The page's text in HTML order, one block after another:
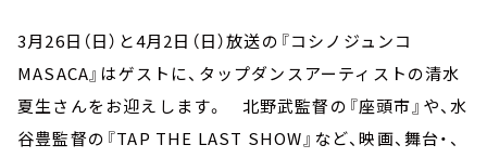
3月26日（日）と4月2日（日）放送の『コシノジュンコ
MASACA』はゲストに、タップダンスアーティストの清水
夏生さんをお迎えします。 北野武監督の『座頭市』や、水
谷豊監督の『TAP THE LAST SHOW』など、映画、舞台・、